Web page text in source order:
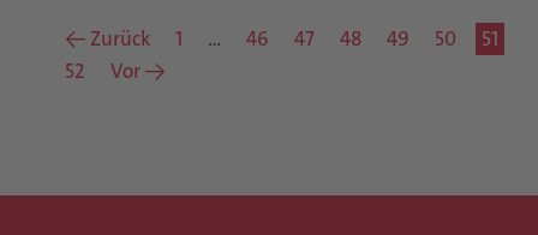
← Zurück 1 … 46 47 48 49 50
51
52
Vor →